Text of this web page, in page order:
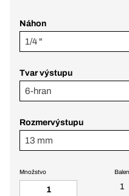
Náhon
1/4 "
Tvar výstupu
6-hran
Rozmervýstupu
13 mm
1
Množstvo